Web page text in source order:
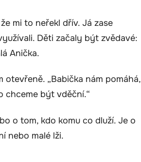
mi to neřekl dřív. Já zase
Děti začaly být zvědavé:
Anička.
„Babička nám pomáhá,
chceme být vděční.“
o tom, kdo komu co dluží. Je o
nebo malé lži.